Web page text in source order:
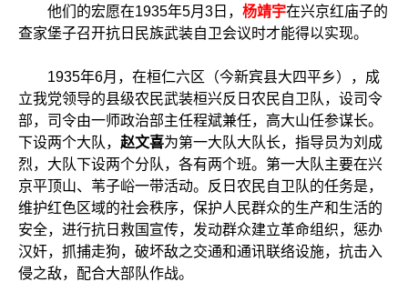
他们的宏愿在1935年5月3日， 杨靖宇在兴京红庙子的
查家堡子召开抗日民族武装自卫会议时才能得以实现。
1935年6月，在桓仁六区（今新宾县大四平乡），成
立我党领导的县级农民武装桓兴反日农民自卫队，设司令
部，司令由一师政治部主任程斌兼任，高大山任参谋长。
下设两个大队， 赵文喜为第一大队大队长，指导员为刘成
烈，大队下设两个分队，各有两个班。第一大队主要在兴
京平顶山、苇子峪一带活动。反日农民自卫队的任务是，
维护红色区域的社会秩序，保护人民群众的生产和生活的
安全，进行抗日救国宣传，发动群众建立革命组织，惩办
汉奸，抓捕走狗，破坏敌之交通和通讯联络设施，抗击入
侵之敌，配合大部队作战。